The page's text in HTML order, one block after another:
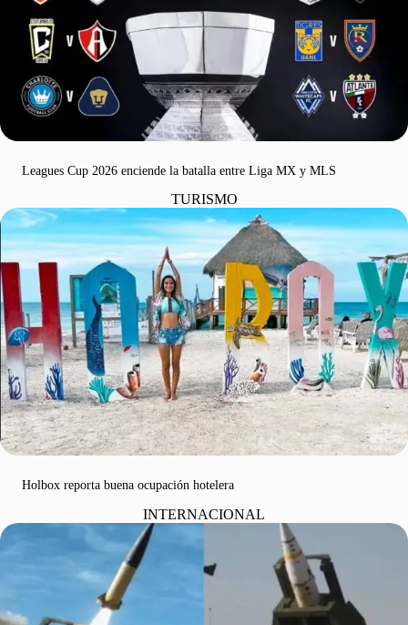
Leagues Cup 2026 enciende la batalla entre Liga MX y MLS
TURISMO
Holbox reporta buena ocupación hotelera
INTERNACIONAL